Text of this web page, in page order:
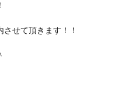
せて頂きます！！